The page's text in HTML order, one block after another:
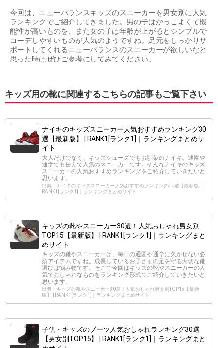
今回は、ニューバランスキッズのスニーカーを男女別に人気
ランキングでご紹介してきました。男の子はかっこよくて機
能性が高いものを、また女の子は年齢が上がるとシンプルで
コーデしやすいものが人気のようですね。足元をしっかりサ
ポートしてくれるニューバランスのスニーカーが欲しいなと
思った時はぜひご参考にしてみてください。
キッズ用の靴に関連するこちらの記事もご覧下さい
ナイキのキッズスニーカー人気おすすめランキング30
選【最新版】 | RANK1[ランク1]｜ランキングまとめサ
イト
大人だけでなく、キッズシューズでもお馴染のナイキ。通園や
通学でも使えて人気のスニーカーです。そんなナイキのキッズ
スニーカーの人気おすすめランキングをご紹介していきたいと
思います。
出典：ナイキのキッズスニーカー人気おすすめランキング30選【最新版】 |
RANK1[ランク1]｜ランキングまとめサイト
キッズの靴やスニーカー30選！人気おしゃれ男女別
TOP15【最新版】 | RANK1[ランク1]｜ランキングまと
めサイト
キッズの靴やスニーカーは、毎日の通園や通学に欠かせない必
須アイテムですね。成長しているお子さまの足を守る大切な靴
選びは悩み物です。そこで今回はキッズの靴やスニーカーの人
気でおしゃれなものをランキング形式でご紹介していきたいと
思います。
出典：キッズの靴やスニーカー30選！人気おしゃれ男女別TOP15【最新
版】 | RANK1[ランク1]｜ランキングまとめサイト
子供・キッズのブーツ人気おしゃれランキング30選
【男女別TOP15】 | RANK1[ランク1]｜ランキングまと